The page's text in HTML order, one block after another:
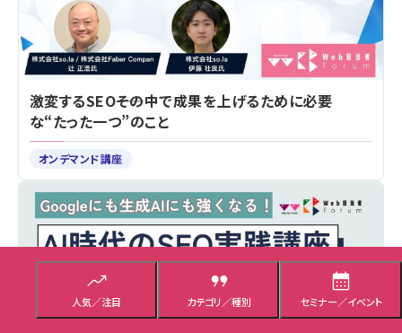
人気／注目 カテゴリ／種別 セミナー／イベント
激変するSEO――その中で成果を上げるために必要
な“たった一つ”のこと
オンデマンド講座